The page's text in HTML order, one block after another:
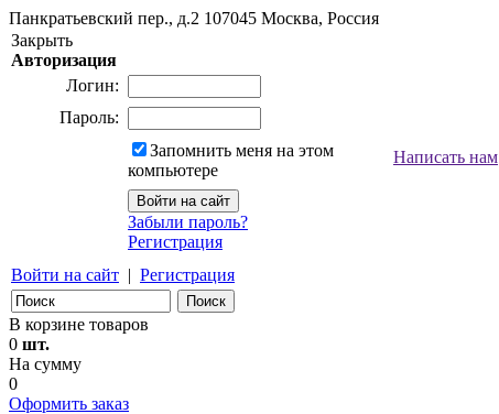
Панкратьевский пер., д.2 107045 Москва, Россия
Закрыть
Авторизация
Логин:
Пароль:
Запомнить меня на этом
компьютере
Забыли пароль?
Регистрация
Войти на сайт | Регистрация
Написать нам
В корзине товаров
0 шт.
На сумму
0
Оформить заказ